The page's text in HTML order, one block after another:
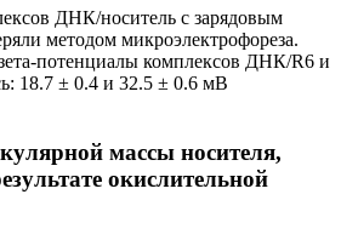
ДНК/носитель с зарядовым
методом микроэлектрофореза.
потенциалы комплексов ДНК/R6 и
18.7 ± 0.4 и 32.5 ± 0.6 мВ
массы носителя,
окислительной